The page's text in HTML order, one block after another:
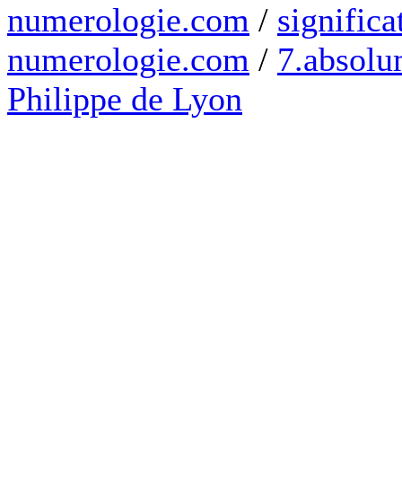
numerologie.com /
numerologie.com /
Philippe de Lyon